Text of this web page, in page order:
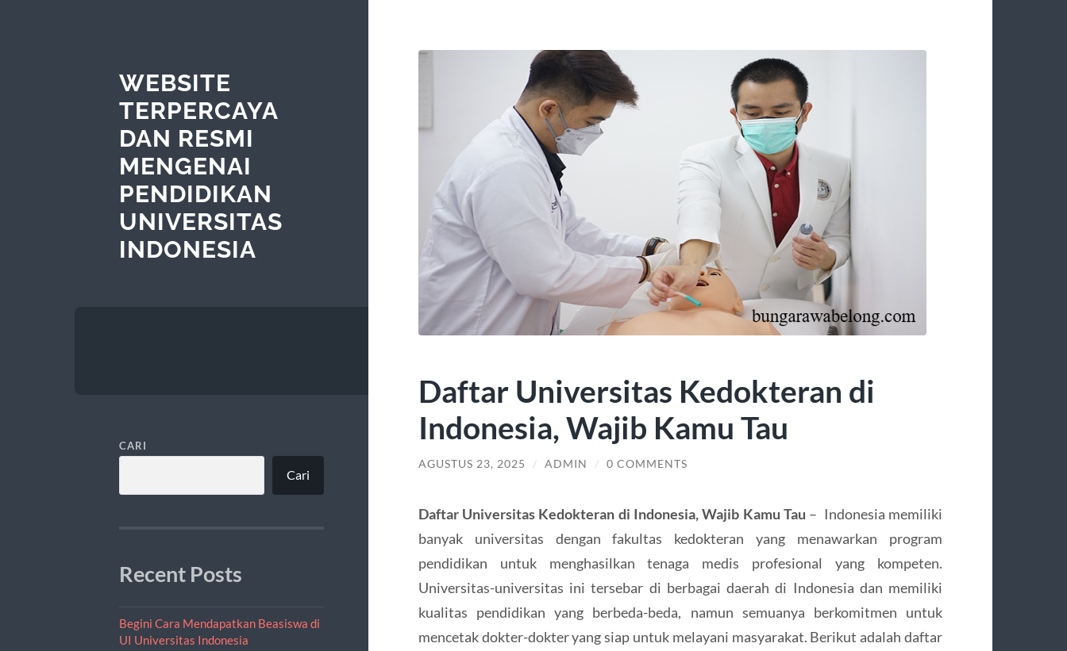
WEBSITE
TERPERCAYA
DAN RESMI
MENGENAI
PENDIDIKAN
UNIVERSITAS
INDONESIA
CARI
Cari
Recent Posts
Begini Cara Mendapatkan Beasiswa di
UI Universitas Indonesia
Daftar Universitas Kedokteran di
Indonesia, Wajib Kamu Tau
AGUSTUS 23, 2025 / ADMIN / 0 COMMENTS
Daftar Universitas Kedokteran di Indonesia, Wajib Kamu Tau – Indonesia memiliki
banyak universitas dengan fakultas kedokteran yang menawarkan program
pendidikan untuk menghasilkan tenaga medis profesional yang kompeten.
Universitas-universitas ini tersebar di berbagai daerah di Indonesia dan memiliki
kualitas pendidikan yang berbeda-beda, namun semuanya berkomitmen untuk
mencetak dokter-dokter yang siap untuk melayani masyarakat. Berikut adalah daftar